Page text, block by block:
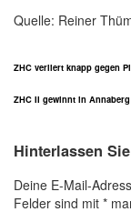
Quelle: Reiner
ZHC verliert knapp gegen
ZHC II gewinnt in Annaberg
Hinterlassen
Deine E-Mail-
Felder sind mit *